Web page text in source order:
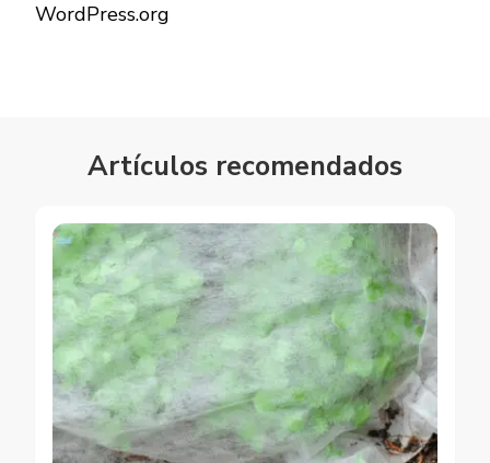
WordPress.org
Artículos recomendados